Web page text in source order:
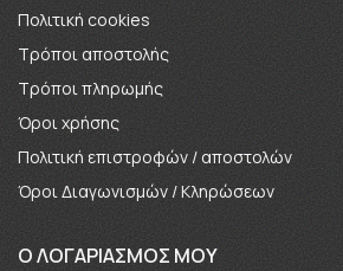
Πολιτική cookies
Τρόποι αποστολής
Τρόποι πληρωμής
Όροι χρήσης
Πολιτική επιστροφών / αποστολών
Όροι Διαγωνισμών / Κληρώσεων
O ΛΟΓΑΡΙΑΣΜΟΣ ΜΟΥ